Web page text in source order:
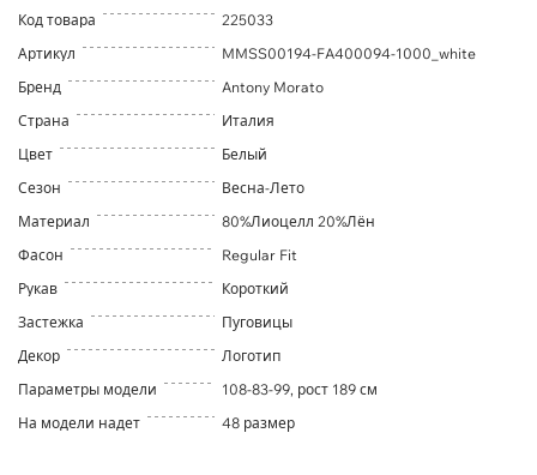
Код товара
225033
Артикул
MMSS00194-FA400094-1000_white
Бренд
Antony Morato
Страна
Италия
Цвет
Белый
Сезон
Весна-Лето
Материал
80%Лиоцелл 20%Лён
Фасон
Regular Fit
Рукав
Короткий
Застежка
Пуговицы
Декор
Логотип
Параметры модели
108-83-99, рост 189 см
На модели надет
48 размер